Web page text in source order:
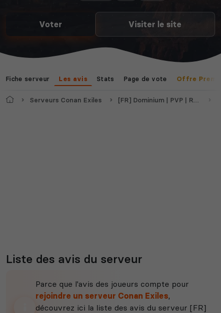
Voter Visiter le site
Fiche serveur Les avis Stats Page de vote Offre
AccueilServeurs Conan Exiles [FR] Dominium | PVP | RP | ERP | 18+ | Enhanced
Liste des avis du serveur
Parce que l'avis des joueurs compte pour
rejoindre un serveur Conan Exiles,
découvrez ici la liste des avis du serveur [FR]